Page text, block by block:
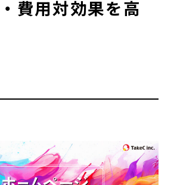
費用対効果を高